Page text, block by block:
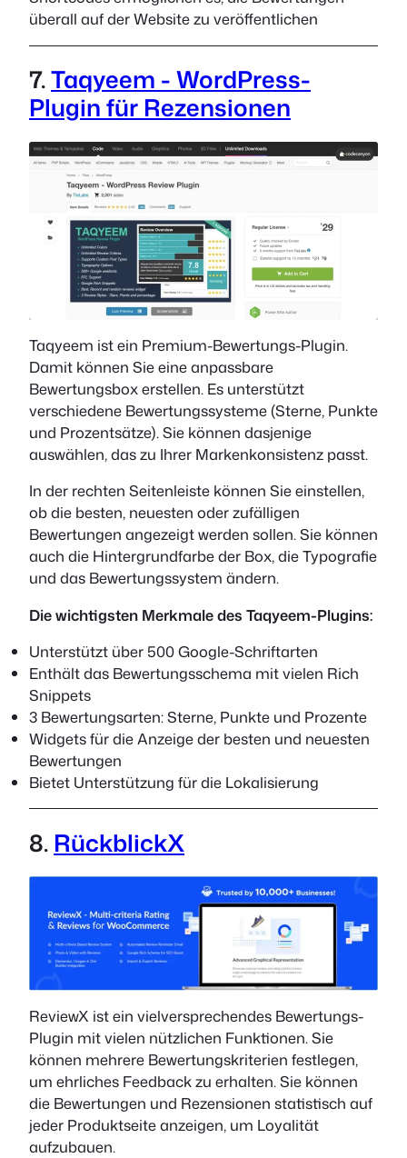
überall auf der Website zu veröffentlichen
7.Taqyeem - WordPress-
Plugin für Rezensionen
Taqyeem ist ein Premium-Bewertungs-Plugin.
Damit können Sie eine anpassbare
Bewertungsbox erstellen. Es unterstützt
verschiedene Bewertungssysteme (Sterne, Punkte
und Prozentsätze). Sie können dasjenige
auswählen, das zu Ihrer Markenkonsistenz passt.
In der rechten Seitenleiste können Sie einstellen,
ob die besten, neuesten oder zufälligen
Bewertungen angezeigt werden sollen. Sie können
auch die Hintergrundfarbe der Box, die Typografie
und das Bewertungssystem ändern.
Die wichtigsten Merkmale des Taqyeem-Plugins:
Unterstützt über 500 Google-Schriftarten
Enthält das Bewertungsschema mit vielen Rich
Snippets
3 Bewertungsarten: Sterne, Punkte und Prozente
Widgets für die Anzeige der besten und neuesten
Bewertungen
Bietet Unterstützung für die Lokalisierung
8.RückblickX
ReviewX ist ein vielversprechendes Bewertungs-
Plugin mit vielen nützlichen Funktionen. Sie
können mehrere Bewertungskriterien festlegen,
um ehrliches Feedback zu erhalten. Sie können
die Bewertungen und Rezensionen statistisch auf
jeder Produktseite anzeigen, um Loyalität
aufzubauen.